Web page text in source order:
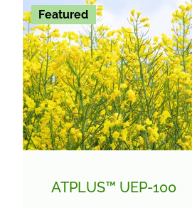
Featured
ATPLUS™ UEP-100